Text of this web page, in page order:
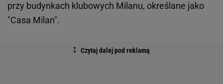
przy budynkach klubowych Milanu, określane jako
"Casa Milan".